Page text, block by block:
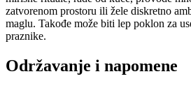
zatvorenom prostoru ili žele diskretno
maglu. Takođe može biti lep poklon za
praznike.
Održavanje i napomene